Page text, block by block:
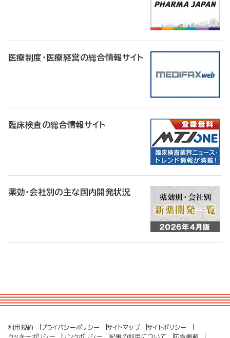
医療制度・医療経営の総合情報サイト
臨床検査の総合情報サイト
薬効・会社別の主な国内開発状況
利用規約 プライバシーポリシー サイトマップ
サイトポリシー
クッキーポリシー
リンクポリシー 記事の利用について 広告掲載